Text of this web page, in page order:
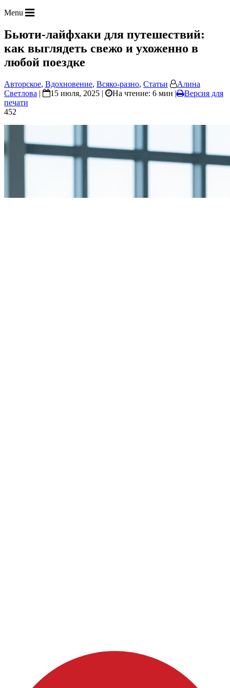
Menu
Бьюти-лайфхаки для путешествий:
как выглядеть свежо и ухоженно в
любой поездке
Авторское, Вдохновение, Всяко-разно, Статьи
Алина
Светлова | 15 июля, 2025 | На чтение: 6 мин |
Версия для
печати
452